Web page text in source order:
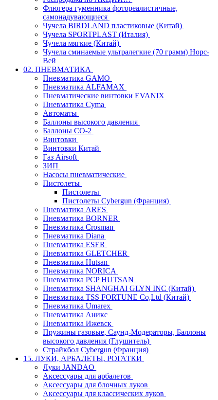
Флюгера гуменника фотореалистичные,
самонадувающиеся
Чучела BIRDLAND пластиковые (Китай)
Чучела SPORTPLAST (Италия)
Чучела мягкие (Китай)
Чучела сминаемые ультралегкие (70 грамм) Норс-
Вей
02. ПНЕВМАТИКА
Пневматика GAMO
Пневматика ALFAMAX
Пневматические винтовки EVANIX
Пневматика Cyma
Автоматы
Баллоны высокого давления
Баллоны СО-2
Винтовки
Винтовки Китай
Газ Airsoft
ЗИП
Насосы пневматические
Пистолеты
Пистолеты
Пистолеты Cybergun (Франция)
Пневматика ARES
Пневматика BORNER
Пневматика Crosman
Пневматика Diana
Пневматика ESER
Пневматика GLETCHER
Пневматика Hutsan
Пневматика NORICA
Пневматика PCP HUTSAN
Пневматика SHANGHAI GLYN INC (Китай)
Пневматика TSS FORTUNE Co,Ltd (Китай)
Пневматика Umarex
Пневматика Аникс
Пневматика Ижевск
Пружины газовые, Саунд-Модераторы, Баллоны
высокого давления (Глушитель)
Страйкбол Cybergun (Франция)
15. ЛУКИ, АРБАЛЕТЫ, РОГАТКИ
Луки JANDAO
Аксессуары для арбалетов
Аксессуары для блочных луков
Аксессуары для классических луков